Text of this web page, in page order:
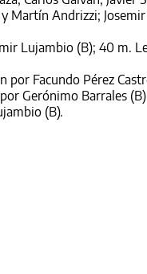
Martín Andrizzi;
Lujambio (B); 40 m.
por Facundo Pérez
Gerónimo Barrales
(B).